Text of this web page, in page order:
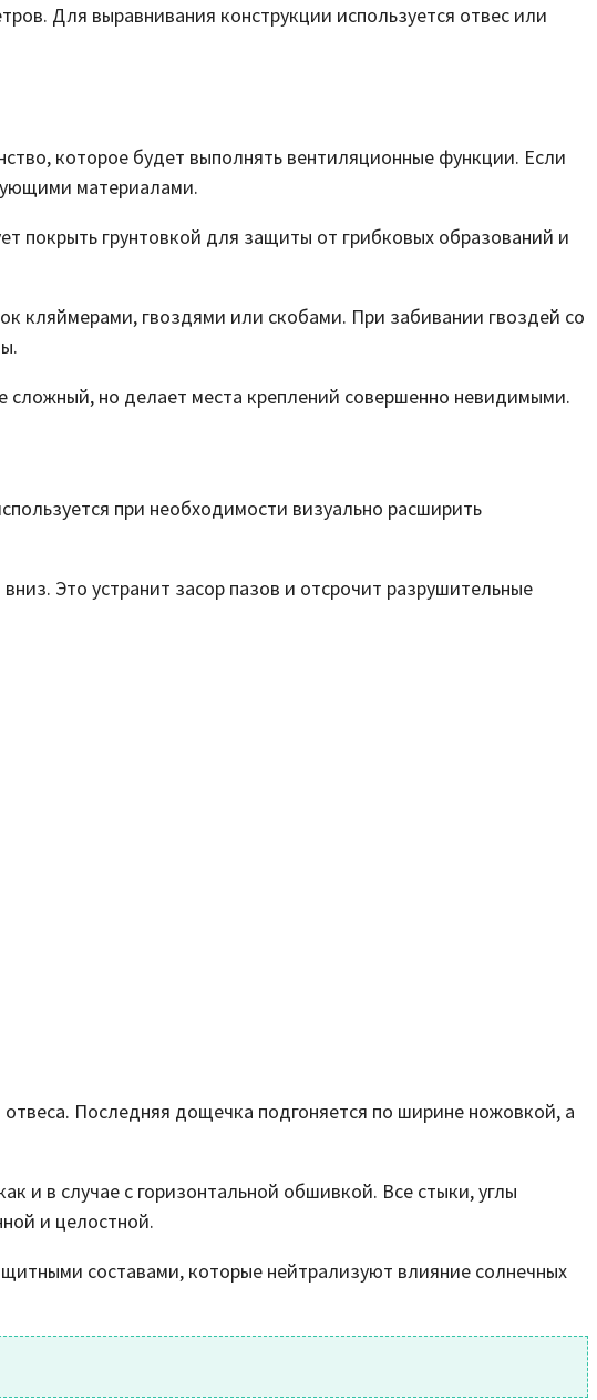
Для выравнивания конструкции используется отвес или
которое будет выполнять вентиляционные функции. Если
материалами.
покрыть грунтовкой для защиты от грибковых образований и
кляймерами, гвоздями или скобами. При забивании гвоздей со
сложный, но делает места креплений совершенно невидимыми.
при необходимости визуально расширить
Это устранит засор пазов и отсрочит разрушительные
Последняя дощечка подгоняется по ширине ножовкой, а
и в случае с горизонтальной обшивкой. Все стыки, углы
и целостной.
составами, которые нейтрализуют влияние солнечных